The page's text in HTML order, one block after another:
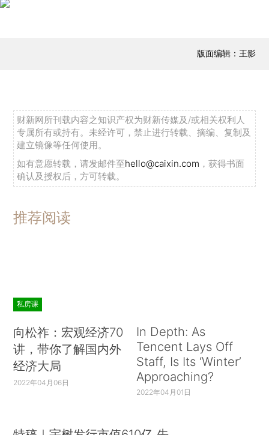
版面编辑：王影
财新网所刊载内容之知识产权为财新传媒及/或相关权利人
专属所有或持有。未经许可，禁止进行转载、摘编、复制及
建立镜像等任何使用。
如有意愿转载，请发邮件至hello@caixin.com ，获得书面
确认及授权后，方可转载。
推荐阅读
私房课
向松祚：宏观经济70
讲，带你了解国内外
经济大局
2022年04月06日
In Depth: As
Tencent Lays Off
Staff, Is Its ‘Winter’
Approaching?
2022年04月01日